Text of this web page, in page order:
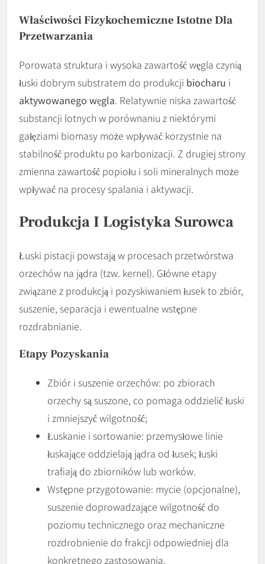
Właściwości Fizykochemiczne Istotne Dla
Przetwarzania
Porowata struktura i wysoka zawartość węgla czynią
łuski dobrym substratem do produkcji biocharu i
aktywowanego węgla. Relatywnie niska zawartość
substancji lotnych w porównaniu z niektórymi
gałęziami biomasy może wpływać korzystnie na
stabilność produktu po karbonizacji. Z drugiej strony
zmienna zawartość popiołu i soli mineralnych może
wpływać na procesy spalania i aktywacji.
Produkcja I Logistyka Surowca
Łuski pistacji powstają w procesach przetwórstwa
orzechów na jądra (tzw. kernel). Główne etapy
związane z produkcją i pozyskiwaniem łusek to zbiór,
suszenie, separacja i ewentualne wstępne
rozdrabnianie.
Etapy Pozyskania
Zbiór i suszenie orzechów: po zbiorach
orzechy są suszone, co pomaga oddzielić łuski
i zmniejszyć wilgotność;
Łuskanie i sortowanie: przemysłowe linie
łuskające oddzielają jądra od łusek; łuski
trafiają do zbiorników lub worków.
Wstępne przygotowanie: mycie (opcjonalne),
suszenie doprowadzające wilgotność do
poziomu technicznego oraz mechaniczne
rozdrobnienie do frakcji odpowiedniej dla
konkretnego zastosowania.